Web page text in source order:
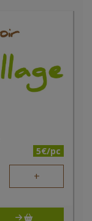
5€/pc
+